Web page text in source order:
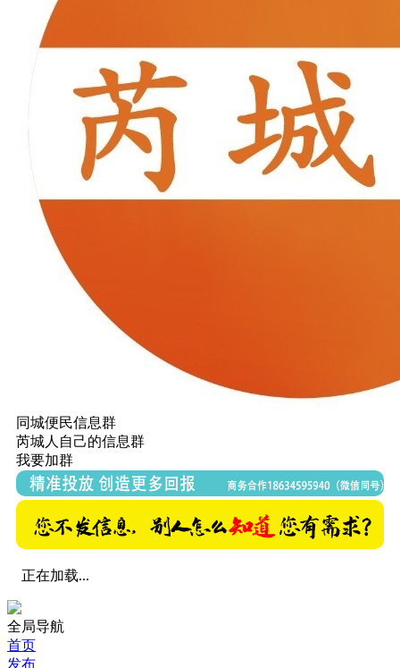
同城便民信息群
芮城人自己的信息群
我要加群
正在加载...
全局导航
首页
发布